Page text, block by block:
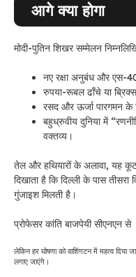
आगे क्या होगा
मोदी-पुतिन शिखर सम्मेलन
नए रक्षा अनुबंध और एस-
रुपया-रूबल ढाँचे या
रसद और ऊर्जा पारगमन के
बहुध्रुवीय दुनिया में
वक्तव्य।
तेल और हथियारों के अलावा, यह
दिखाता है कि दिल्ली के पास
गुंजाइश मिलती है।
प्रोफेसर कांति बाजपेयी सीएनएन से
लेकिन हर घोषणा को वाशिंगटन में महत्व
लगाए जाएंगे।